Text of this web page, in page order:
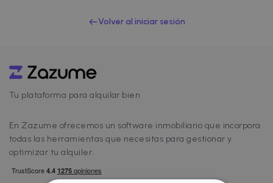
Volver al iniciar sesión
Tu plataforma para alquilar bien
En Zazume ofrecemos un software inmobiliario que incorpora
todas las herramientas que necesitas para gestionar y
optimizar tu alquiler.